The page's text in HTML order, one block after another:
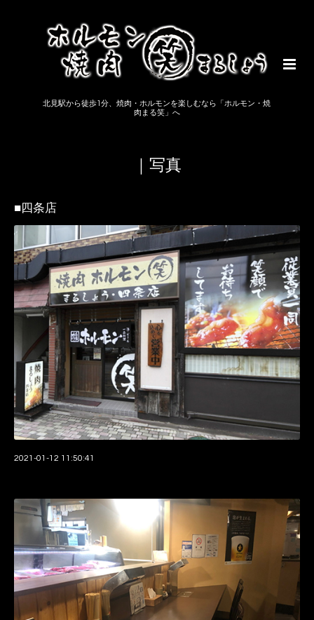
北見駅から徒歩1分、焼肉・ホルモンを楽しむなら「ホルモン・焼
肉まる笑」へ
｜写真
■四条店
2021-01-12 11:50:41